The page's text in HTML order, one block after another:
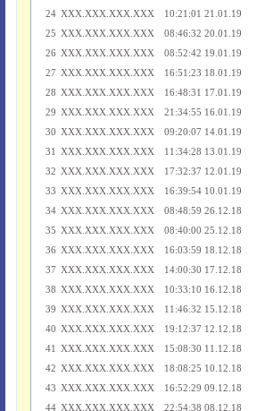
24 XXX.XXX.XXX.XXX 10:21:01 21.01.19
25 XXX.XXX.XXX.XXX 08:46:32 20.01.19
26 XXX.XXX.XXX.XXX 08:52:42 19.01.19
27 XXX.XXX.XXX.XXX 16:51:23 18.01.19
28 XXX.XXX.XXX.XXX 16:48:31 17.01.19
29 XXX.XXX.XXX.XXX 21:34:55 16.01.19
30 XXX.XXX.XXX.XXX 09:20:07 14.01.19
31 XXX.XXX.XXX.XXX 11:34:28 13.01.19
32 XXX.XXX.XXX.XXX 17:32:37 12.01.19
33 XXX.XXX.XXX.XXX 16:39:54 10.01.19
34 XXX.XXX.XXX.XXX 08:48:59 26.12.18
35 XXX.XXX.XXX.XXX 08:40:00 25.12.18
36 XXX.XXX.XXX.XXX 16:03:59 18.12.18
37 XXX.XXX.XXX.XXX 14:00:30 17.12.18
38 XXX.XXX.XXX.XXX 10:33:10 16.12.18
39 XXX.XXX.XXX.XXX 11:46:32 15.12.18
40 XXX.XXX.XXX.XXX 19:12:37 12.12.18
41 XXX.XXX.XXX.XXX 15:08:30 11.12.18
42 XXX.XXX.XXX.XXX 18:08:25 10.12.18
43 XXX.XXX.XXX.XXX 16:52:29 09.12.18
44 XXX.XXX.XXX.XXX 22:54:38 08.12.18